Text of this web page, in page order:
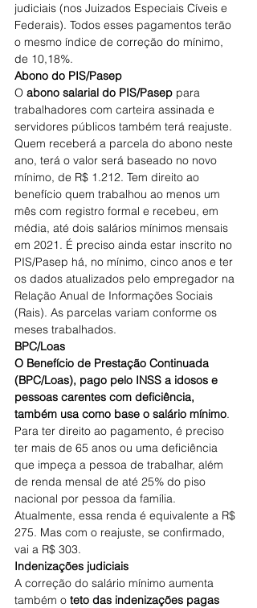
judiciais (nos Juizados Especiais Cíveis e
Federais). Todos esses pagamentos terão
o mesmo índice de correção do mínimo,
de 10,18%.
Abono do PIS/Pasep
O abono salarial do PIS/Pasep para
trabalhadores com carteira assinada e
servidores públicos também terá reajuste.
Quem receberá a parcela do abono neste
ano, terá o valor será baseado no novo
mínimo, de R$ 1.212. Tem direito ao
benefício quem trabalhou ao menos um
mês com registro formal e recebeu, em
média, até dois salários mínimos mensais
em 2021. É preciso ainda estar inscrito no
PIS/Pasep há, no mínimo, cinco anos e ter
os dados atualizados pelo empregador na
Relação Anual de Informações Sociais
(Rais). As parcelas variam conforme os
meses trabalhados.
BPC/Loas
O Benefício de Prestação Continuada
(BPC/Loas), pago pelo INSS a idosos e
pessoas carentes com deficiência,
também usa como base o salário mínimo.
Para ter direito ao pagamento, é preciso
ter mais de 65 anos ou uma deficiência
que impeça a pessoa de trabalhar, além
de renda mensal de até 25% do piso
nacional por pessoa da família.
Atualmente, essa renda é equivalente a R$
275. Mas com o reajuste, se confirmado,
vai a R$ 303.
Indenizações judiciais
A correção do salário mínimo aumenta
também o teto das indenizações pagas